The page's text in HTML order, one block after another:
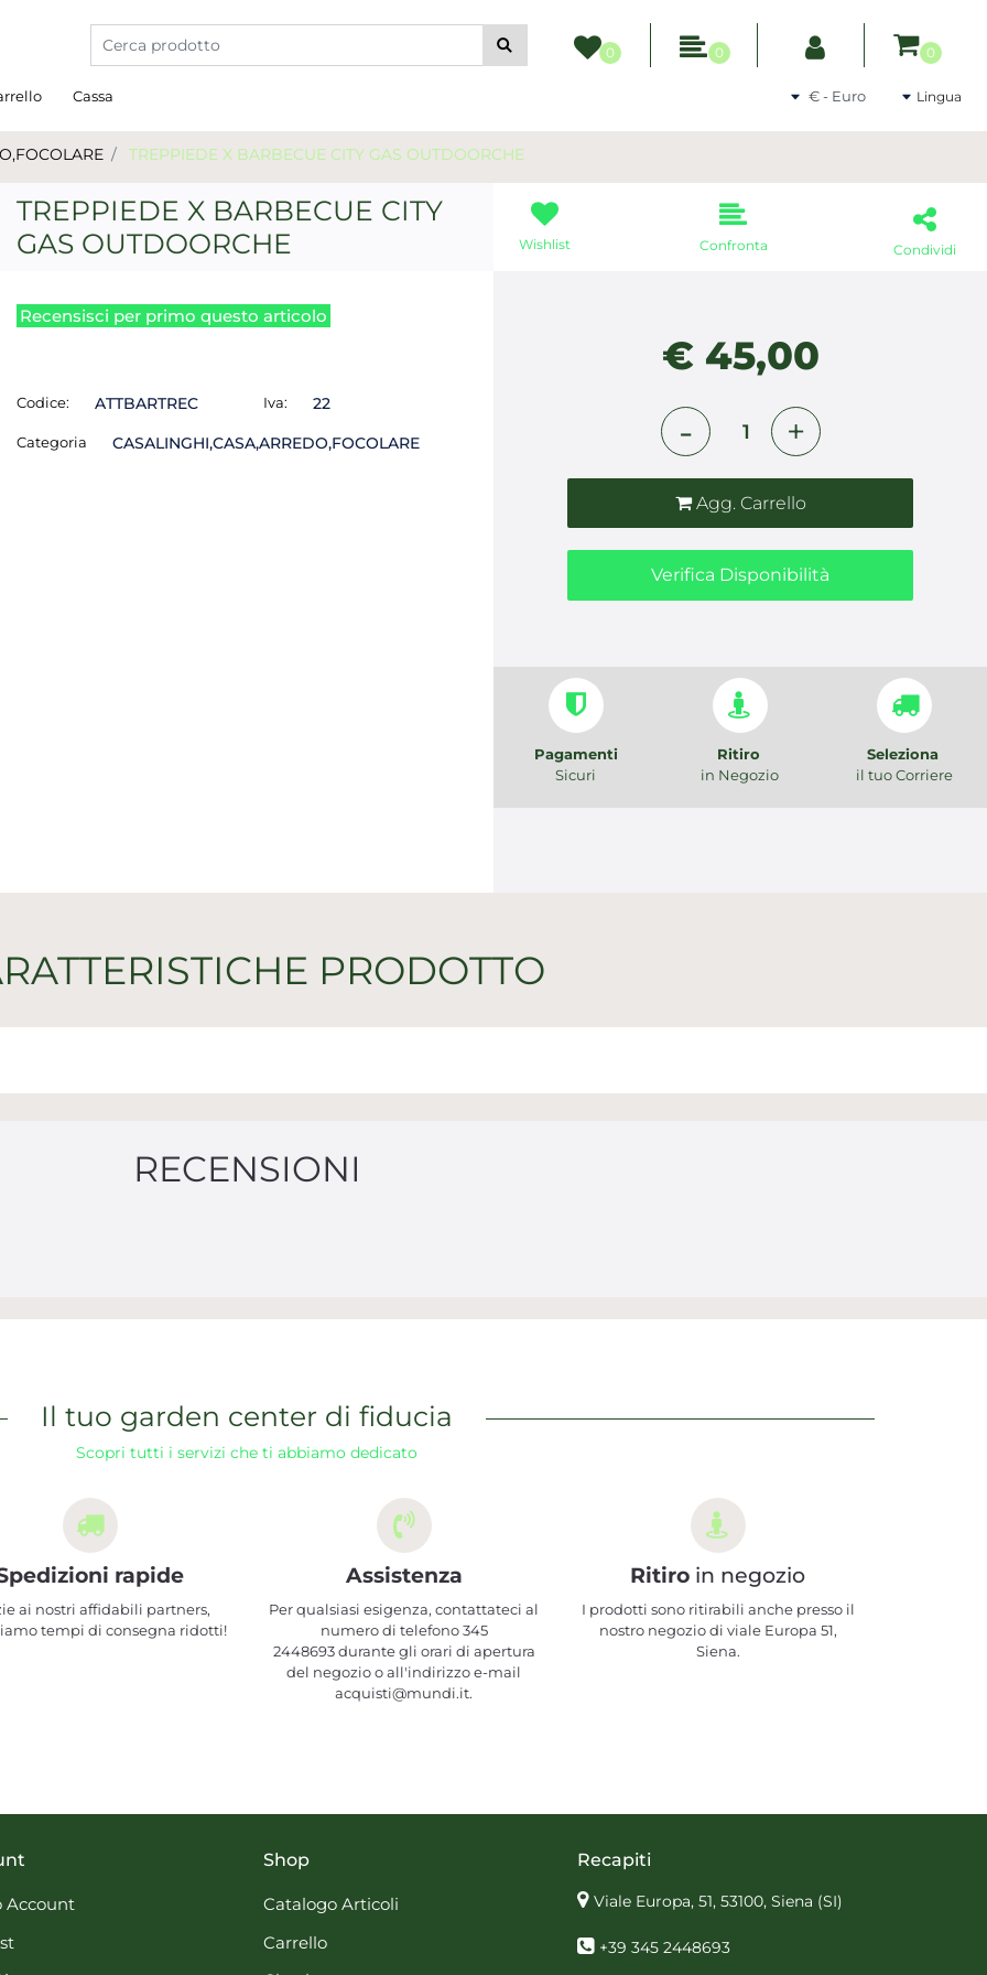
La modifica di un filtro aggiorna automaticamente gli altri filtri disponibili.
0 0 0
Cassa Seleziona una valutaLingua
TREPPIEDE X BARBECUE CITY GAS OUTDOORCHE
TREPPIEDE X BARBECUE CITY
GAS OUTDOORCHE
Recensisci per primo questo articolo
Codice: ATTBARTREC
Categoria CASALINGHI,CASA,ARREDO,FOCOLARE
Iva: 22
Wishlist Confronta Condividi
€ 45,00
Agg. Carrello
Verifica Disponibilità
Pagamenti
Sicuri
Ritiro
in Negozio
Seleziona
il tuo Corriere
PRODOTTO
RECENSIONI
Il tuo garden center di fiducia
Scopri tutti i servizi che ti abbiamo dedicato
rapide
ai nostri affidabili partners,
tempi di consegna ridotti!
Assistenza
Per qualsiasi esigenza, contattateci al
numero di telefono 345
2448693 durante gli orari di apertura
del negozio o all'indirizzo e-mail
acquisti@mundi.it.
Ritiro in negozio
I prodotti sono ritirabili anche presso il
nostro negozio di viale Europa 51,
Siena.
Account
Shop
Catalogo Articoli
Carrello
Recapiti
Viale Europa, 51, 53100, Siena (SI)
+39 345 2448693